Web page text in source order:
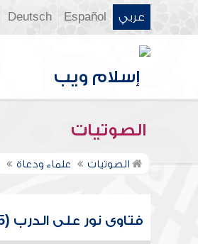
عربي Español
Deutsch
الصوتيات
الصوتيات علماء ودعاة
فتاوى نور على الدرب (555)